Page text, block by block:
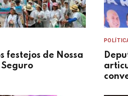
festejos de Nossa
Seguro